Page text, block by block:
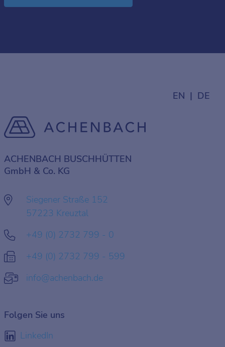
EN DE
ACHENBACH BUSCHHÜTTEN
GmbH & Co. KG
Siegener Straße 152
57223 Kreuztal
+49 (0) 2732 799 - 0
+49 (0) 2732 799 - 599
info@achenbach.de
Folgen Sie uns
LinkedIn